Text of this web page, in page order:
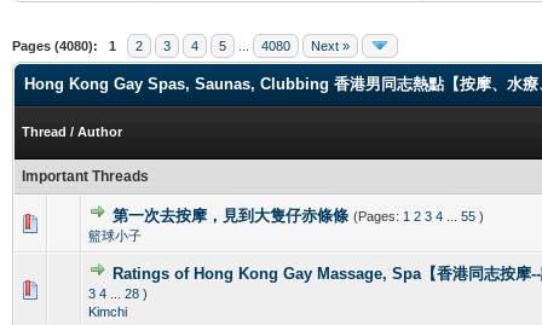
Pages (4080): 1 2 3 4 5 4080 Next »
Hong Kong Gay Spas, Saunas, Clubbing 香港男同志熱點【按摩、水療
Thread / Author
Important Threads
第一次去按摩，見到大隻仔赤條條 (Pages: 1 2 3 4 55 )
籃球小子
0 Vote(s) - 0 out of 5 in Average
12345
Ratings of Hong Kong Gay Massage, Spa【香港同志按摩
3 4 28 )
Kimchi
1 Vote(s) - 5 out of 5 in Average
2 5